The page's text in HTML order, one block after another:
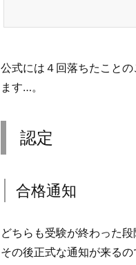
公式には４回落ちたこと
ます…。
認定
合格通知
どちらも受験が終わった
その後正式な通知が来る